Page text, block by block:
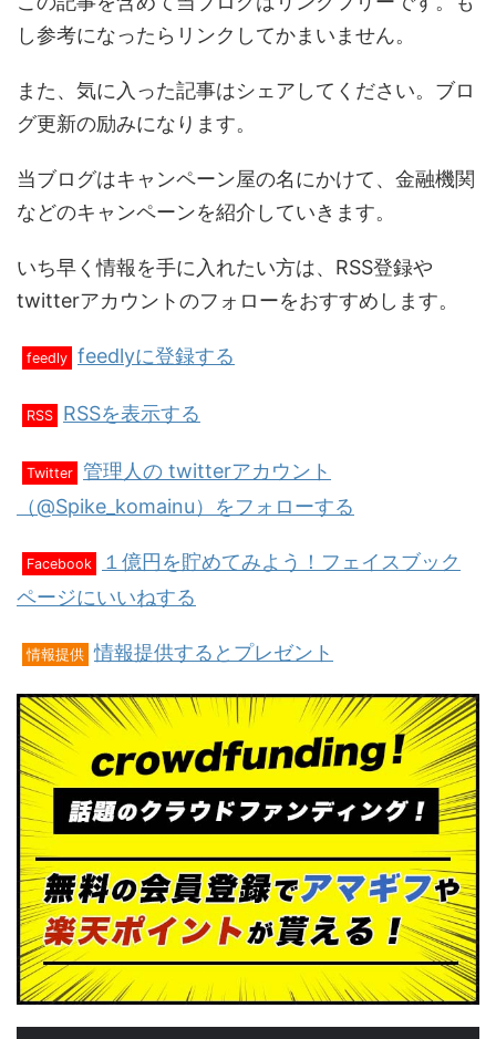
し参考になったらリンクしてかまいません。
また、気に入った記事はシェアしてください。ブロ
グ更新の励みになります。
当ブログはキャンペーン屋の名にかけて、金融機関
などのキャンペーンを紹介していきます。
いち早く情報を手に入れたい方は、RSS登録や
twitterアカウントのフォローをおすすめします。
feedly feedlyに登録する
RSS RSSを表示する
Twitter 管理人の twitterアカウント
（@Spike_komainu）をフォローする
Facebook
１億円を貯めてみよう！フェイスブック
ページにいいねする
情報提供 情報提供するとプレゼント